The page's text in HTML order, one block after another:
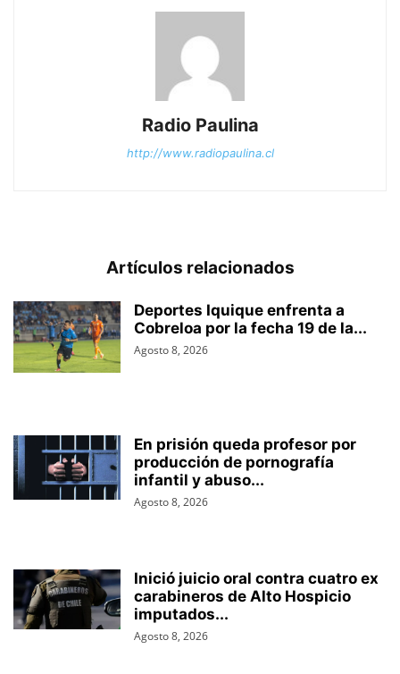
Radio Paulina
http://www.radiopaulina.cl
Artículos relacionados
Deportes Iquique enfrenta a
Cobreloa por la fecha 19 de la...
Agosto 8, 2026
En prisión queda profesor por
producción de pornografía
infantil y abuso...
Agosto 8, 2026
Inició juicio oral contra cuatro ex
carabineros de Alto Hospicio
imputados...
Agosto 8, 2026